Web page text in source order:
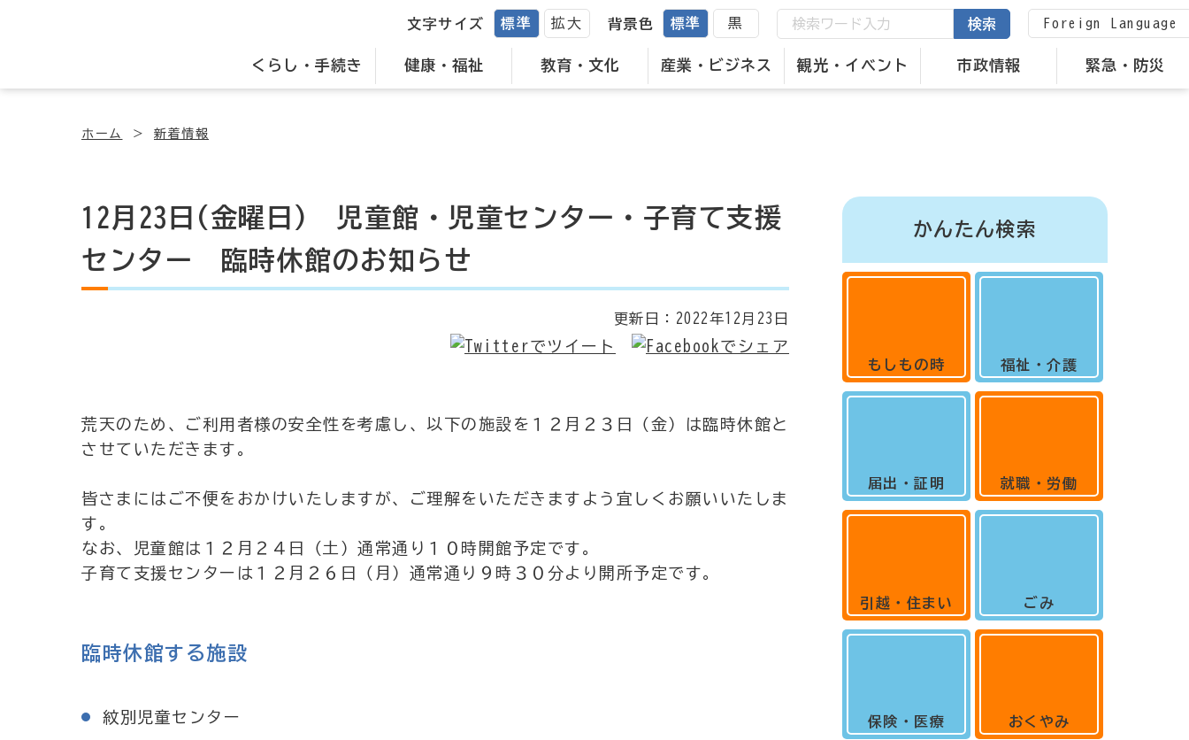
くらし・手続き 健康・福祉 教育・文化 産業・ビジネス 観光・イベント 市政情報 緊急・防災
文字サイズ 標準 拡大 背景色 標準 黒 検索 Foreign Language
ホーム 新着情報
12月23日(金曜日) 児童館・児童センター・子育て支援
センター 臨時休館のお知らせ
更新日： 2022年12月23日
荒天のため、ご利用者様の安全性を考慮し、以下の施設を１２月２３日（金）は臨時休館と
させていただきます。
皆さまにはご不便をおかけいたしますが、ご理解をいただきますよう宜しくお願いいたしま
す。
なお、児童館は１２月２４日（土）通常通り１０時開館予定です。
子育て支援センターは１２月２６日（月）通常通り９時３０分より開所予定です。
臨時休館する施設
紋別児童センター
かんたん検索
もしもの時
届出・証明
引越・住まい
保険・医療
福祉・介護
就職・労働
ごみ
おくやみ